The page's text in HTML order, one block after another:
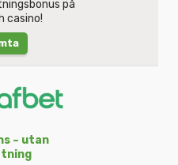
på
casino!
– utan